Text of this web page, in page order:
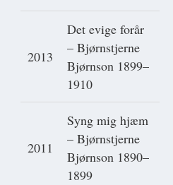
2013
Det evige forår
– Bjørnstjerne
Bjørnson 1899–
1910
2011
Syng mig hjæm
– Bjørnstjerne
Bjørnson 1890–
1899